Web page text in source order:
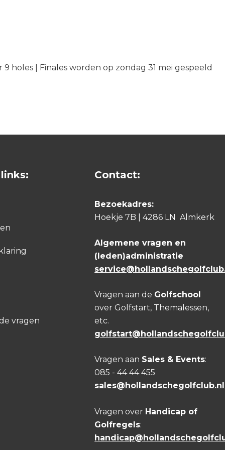
holes | Finales worden op zondag 31 mei gespeeld
vragen
Contact:
Bezoekadres:
Hoekje 7B | 4286 LN Almkerk
Algemene vragen en
(leden)administratie
Vragen aan de Golfschool
over Golfstart, Themalessen,
etc.
Vragen aan Sales & Events:
085 - 44 44 455
sales@hollandschegolfclub.nl
Vragen over Handicap of
Golfregels: